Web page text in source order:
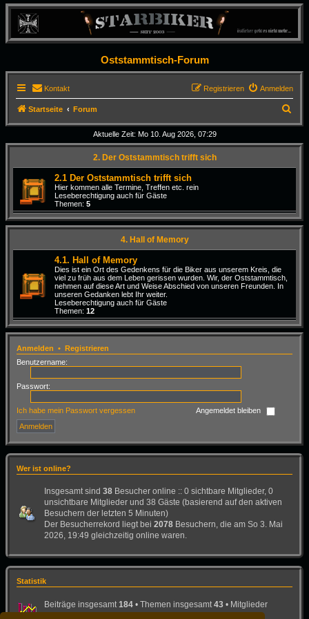
Oststammtisch-Forum
Kontakt Anmelden
Registrieren
Startseite Forum
u
c
Aktuelle Zeit: Mo 10. Aug 2026, 07:29
2. Der Oststammtisch trifft sich
2.1 Der Oststammtisch trifft sich
Hier kommen alle Termine, Treffen etc. rein
Leseberechtigung auch für Gäste
Themen: 5
4. Hall of Memory
4.1. Hall of Memory
Dies ist ein Ort des Gedenkens für die Biker aus unserem Kreis, die
viel zu früh aus dem Leben gerissen wurden. Wir, der Oststammtisch,
nehmen auf diese Art und Weise Abschied von unseren Freunden. In
unseren Gedanken lebt Ihr weiter.
Leseberechtigung auch für Gäste
Themen: 12
Anmelden • Registrieren
Benutzername:
Passwort:
Ich habe mein Passwort vergessen Angemeldet bleiben
Wer ist online?
Insgesamt sind 38 Besucher online :: 0 sichtbare Mitglieder, 0
unsichtbare Mitglieder und 38 Gäste (basierend auf den aktiven
Besuchern der letzten 5 Minuten)
Der Besucherrekord liegt bei 2078 Besuchern, die am So 3. Mai
2026, 19:49 gleichzeitig online waren.
Statistik
Beiträge insgesamt 184 • Themen insgesamt 43 • Mitglieder
insgesamt26• Unser neuestes Mitglied:Bad-Dog